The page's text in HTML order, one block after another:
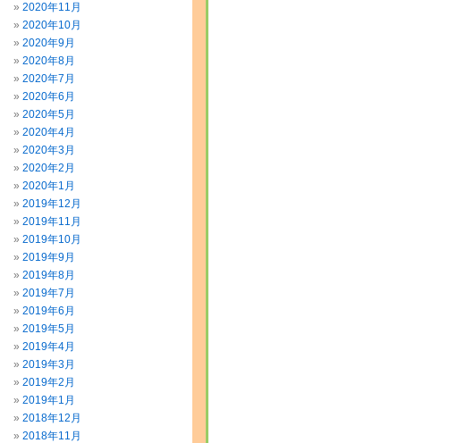
2020年11月
2020年10月
2020年9月
2020年8月
2020年7月
2020年6月
2020年5月
2020年4月
2020年3月
2020年2月
2020年1月
2019年12月
2019年11月
2019年10月
2019年9月
2019年8月
2019年7月
2019年6月
2019年5月
2019年4月
2019年3月
2019年2月
2019年1月
2018年12月
2018年11月